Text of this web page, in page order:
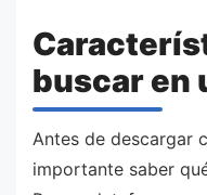
buscar en
Antes de descargar
importante saber